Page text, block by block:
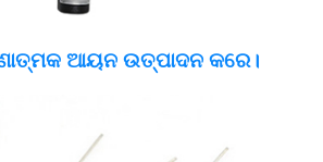
ଆୟନ ଉତ୍ପାଦନ କରେ।